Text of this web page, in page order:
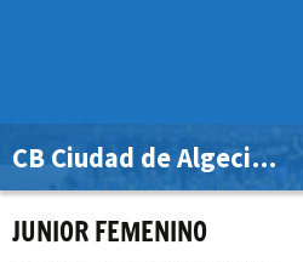
CB Ciudad de Algeciras
JUNIOR FEMENINO